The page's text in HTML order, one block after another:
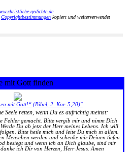
gedichte.de
Copyrightbestimmungen kopiert und weiterverwendet
mit Gott finden
mit Gott!“ (Bibel, 2. Kor. 5,20)"
Seele retten, wenn Du es aufrichtig meinst:
Fehler gemacht. Bitte vergib mir und nimm Dich
Du ab jetzt der Herr meines Lebens. Ich will
Bitte heile mich und leite Du mich in allem.
Menschen werden und schenke mir Deinen tiefen
besiegt und wenn ich an Dich glaube, sind mir
ich Dir von Herzen, Herr Jesus. Amen